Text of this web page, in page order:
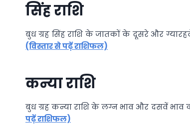
सिंह राशि
बुध ग्रह सिंह राशि के जातकों के दूसरे और
(विस्तार से पढ़ें राशिफल)
कन्या राशि
बुध ग्रह कन्या राशि के लग्न भाव और दसवें
पढ़ें राशिफल)